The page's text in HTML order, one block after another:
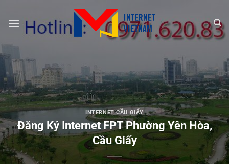
đến
dung
INTERNET CẦU GIẤY
Đăng Ký Internet FPT Phường Yên Hòa,
Cầu Giấy